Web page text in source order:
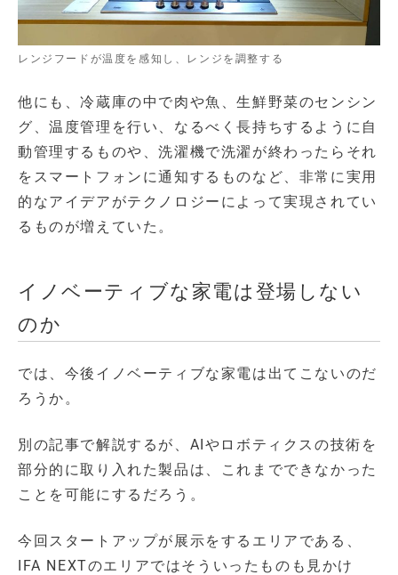
レンジフードが温度を感知し、レンジを調整する
他にも、冷蔵庫の中で肉や魚、生鮮野菜のセンシン
グ、温度管理を行い、なるべく長持ちするように自
動管理するものや、洗濯機で洗濯が終わったらそれ
をスマートフォンに通知するものなど、非常に実用
的なアイデアがテクノロジーによって実現されてい
るものが増えていた。
イノベーティブな家電は登場しない
のか
では、今後イノベーティブな家電は出てこないのだ
ろうか。
別の記事で解説するが、AIやロボティクスの技術を
部分的に取り入れた製品は、これまでできなかった
ことを可能にするだろう。
今回スタートアップが展示をするエリアである、
IFA NEXTのエリアではそういったものも見かけ